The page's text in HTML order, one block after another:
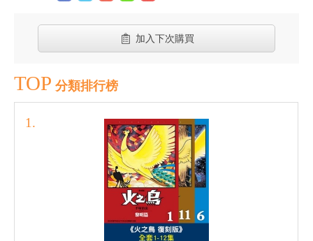
加入下次購買
TOP 分類排行榜